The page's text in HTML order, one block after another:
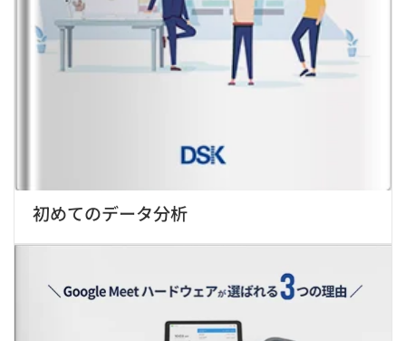
初めてのデータ分析